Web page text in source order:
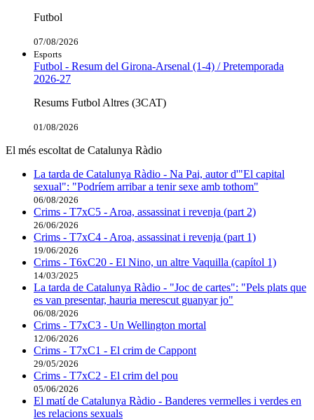
Futbol
07/08/2026
Esports
Futbol - Resum del Girona-Arsenal (1-4) / Pretemporada
2026-27
Resums Futbol Altres (3CAT)
01/08/2026
El més escoltat de Catalunya Ràdio
La tarda de Catalunya Ràdio - Na Pai, autor d'"El capital
sexual": "Podríem arribar a tenir sexe amb tothom"
06/08/2026
Crims - T7xC5 - Aroa, assassinat i revenja (part 2)
26/06/2026
Crims - T7xC4 - Aroa, assassinat i revenja (part 1)
19/06/2026
Crims - T6xC20 - El Nino, un altre Vaquilla (capítol 1)
14/03/2025
La tarda de Catalunya Ràdio - "Joc de cartes": "Pels plats que
es van presentar, hauria merescut guanyar jo"
06/08/2026
Crims - T7xC3 - Un Wellington mortal
12/06/2026
Crims - T7xC1 - El crim de Cappont
29/05/2026
Crims - T7xC2 - El crim del pou
05/06/2026
El matí de Catalunya Ràdio - Banderes vermelles i verdes en
les relacions sexuals